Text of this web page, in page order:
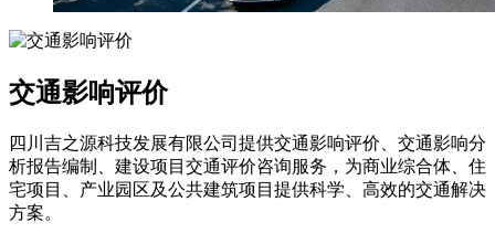
交通影响评价
四川吉之源科技发展有限公司提供交通影响评价、交通影响分
析报告编制、建设项目交通评价咨询服务，为商业综合体、住
宅项目、产业园区及公共建筑项目提供科学、高效的交通解决
方案。